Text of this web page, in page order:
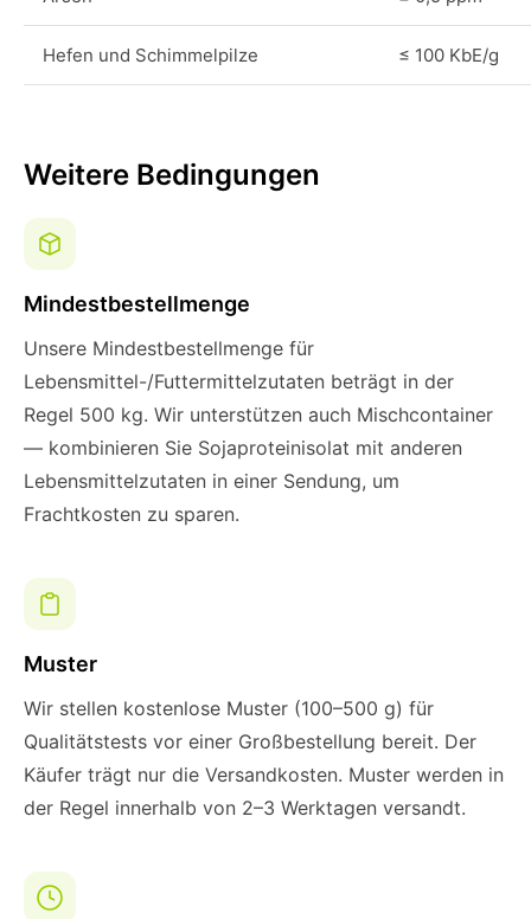
Hefen und Schimmelpilze ≤ 100 KbE/g
Weitere Bedingungen
Mindestbestellmenge
Unsere Mindestbestellmenge für
Lebensmittel-/Futtermittelzutaten beträgt in der
Regel 500 kg. Wir unterstützen auch Mischcontainer
— kombinieren Sie Sojaproteinisolat mit anderen
Lebensmittelzutaten in einer Sendung, um
Frachtkosten zu sparen.
Muster
Wir stellen kostenlose Muster (100–500 g) für
Qualitätstests vor einer Großbestellung bereit. Der
Käufer trägt nur die Versandkosten. Muster werden in
der Regel innerhalb von 2–3 Werktagen versandt.